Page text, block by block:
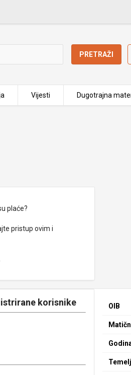
PRETRAŽI
Vijesti Dugotrajna
plaće?
pristup ovim i
korisnike OIB